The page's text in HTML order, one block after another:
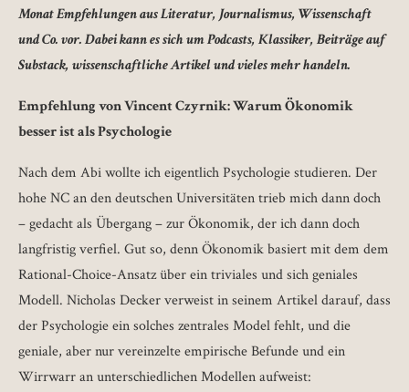
Monat Empfehlungen aus Literatur, Journalismus, Wissenschaft
und Co. vor. Dabei kann es sich um Podcasts, Klassiker, Beiträge auf
Substack, wissenschaftliche Artikel und vieles mehr handeln.
Empfehlung von Vincent Czyrnik: Warum Ökonomik
besser ist als Psychologie
Nach dem Abi wollte ich eigentlich Psychologie studieren. Der
hohe NC an den deutschen Universitäten trieb mich dann doch
– gedacht als Übergang – zur Ökonomik, der ich dann doch
langfristig verfiel. Gut so, denn Ökonomik basiert mit dem dem
Rational-Choice-Ansatz über ein triviales und sich geniales
Modell. Nicholas Decker verweist in seinem Artikel darauf, dass
der Psychologie ein solches zentrales Model fehlt, und die
geniale, aber nur vereinzelte empirische Befunde und ein
Wirrwarr an unterschiedlichen Modellen aufweist: